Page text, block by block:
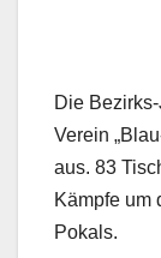
Die
Verein
aus. 83
Kämpfe um
Pokals.